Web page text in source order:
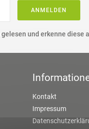
ANMELDEN
gelesen und erkenne diese
Kontakt
Impressum